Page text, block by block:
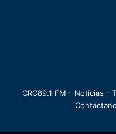
CRC89.1 FM - Noticias -